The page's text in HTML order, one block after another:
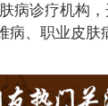
病诊疗机构，
、职业皮肤